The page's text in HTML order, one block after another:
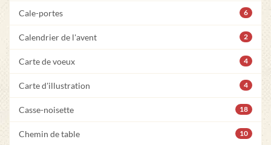
Cale-portes 6
Calendrier de l'avent 2
Carte de voeux 4
Carte d'illustration 4
Casse-noisette 18
Chemin de table 10